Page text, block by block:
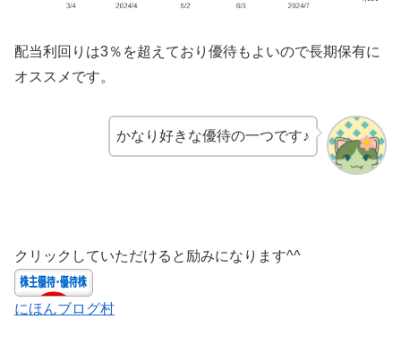
配当利回りは3％を超えており優待もよいので長期保有に
オススメです。
かなり好きな優待の一つです♪
クリックしていただけると励みになります^^
にほんブログ村